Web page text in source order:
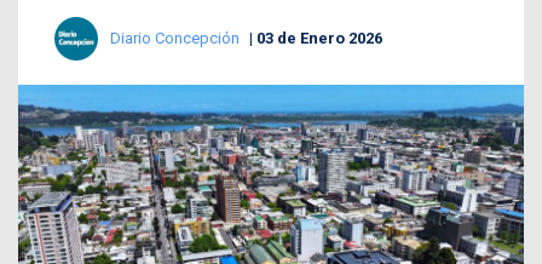
Diario Concepción 03 de Enero 2026